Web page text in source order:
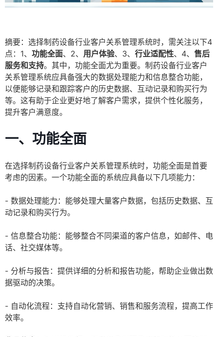
摘要：选择制药设备行业客户关系管理系统时，需关注以下4
点：1、 功能全面、2、 用户体验、3、 行业适配性、4、 售后
服务和支持。其中，功能全面尤为重要。制药设备行业客户
关系管理系统应具备强大的数据处理能力和信息整合功能，
以便能够记录和跟踪客户的历史数据、互动记录和购买行为
等。这有助于企业更好地了解客户需求，提供个性化服务，
提升客户满意度。
一、功能全面
在选择制药设备行业客户关系管理系统时，功能全面是首要
考虑的因素。一个功能全面的系统应具备以下几项能力：
- 数据处理能力：能够处理大量客户数据，包括历史数据、互
动记录和购买行为。
- 信息整合功能：能够整合不同渠道的客户信息，如邮件、电
话、社交媒体等。
- 分析与报告：提供详细的分析和报告功能，帮助企业做出数
据驱动的决策。
- 自动化流程：支持自动化营销、销售和服务流程，提高工作
效率。